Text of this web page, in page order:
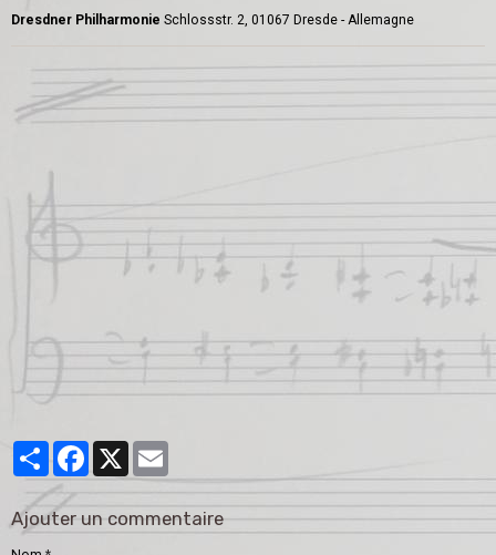
Dresdner Philharmonie Schlossstr. 2, 01067 Dresde - Allemagne
PartagerFacebook
Ajouter un commentaire